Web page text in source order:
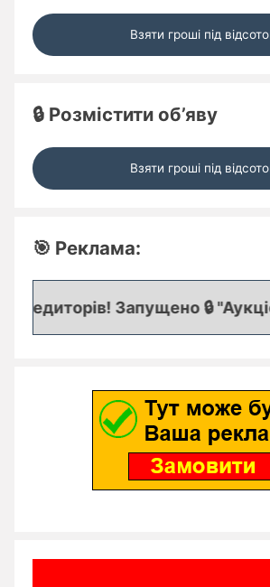
Взяти гроші під
🔒 Розмістити об’яву
Взяти гроші під
🎯 Реклама:
Запущено 🔒